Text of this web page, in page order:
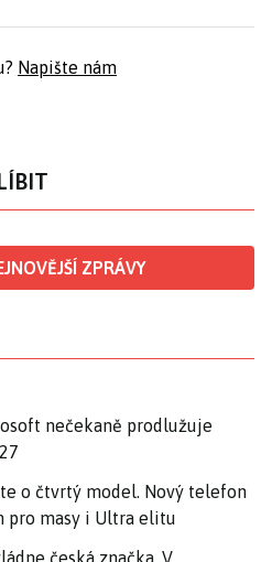
Napište nám
ZPRÁVY
nečekaně prodlužuje
o čtvrtý model. Nový telefon
pro masy i Ultra elitu
česká značka. V